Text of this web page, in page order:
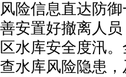
险信息直达防
安置好撤离人
水库安全度汛
水库风险隐患